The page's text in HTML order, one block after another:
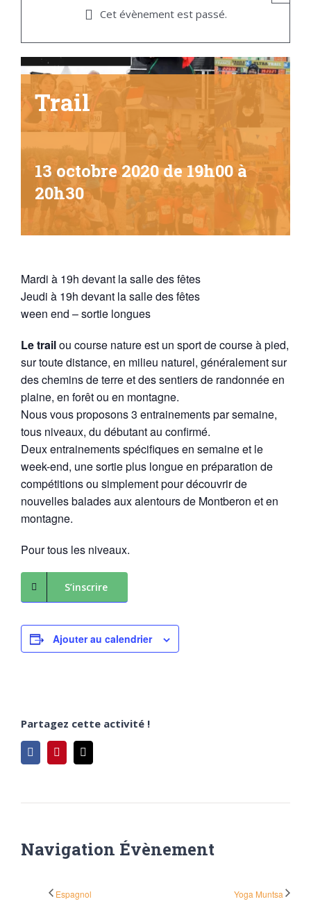
Cet évènement est passé.
Trail
13 octobre 2020 de 19h00 à
20h30
Mardi à 19h devant la salle des fêtes
Jeudi à 19h devant la salle des fêtes
ween end – sortie longues
Le trailou course nature est un sport de course à pied,
sur toute distance, en milieu naturel, généralement sur
des chemins de terre et des sentiers de randonnée en
plaine, en forêt ou en montagne.
Nous vous proposons 3 entrainements par semaine,
tous niveaux, du débutant au confirmé.
Deux entrainements spécifiques en semaine et le
week-end, une sortie plus longue en préparation de
compétitions ou simplement pour découvrir de
nouvelles balades aux alentours de Montberon et en
montagne.
Pour tous les niveaux.
S’inscrire
Ajouter au calendrier
Partagez cette activité !
FacebookPinterest
Navigation Évènement
Espagnol Yoga Muntsa